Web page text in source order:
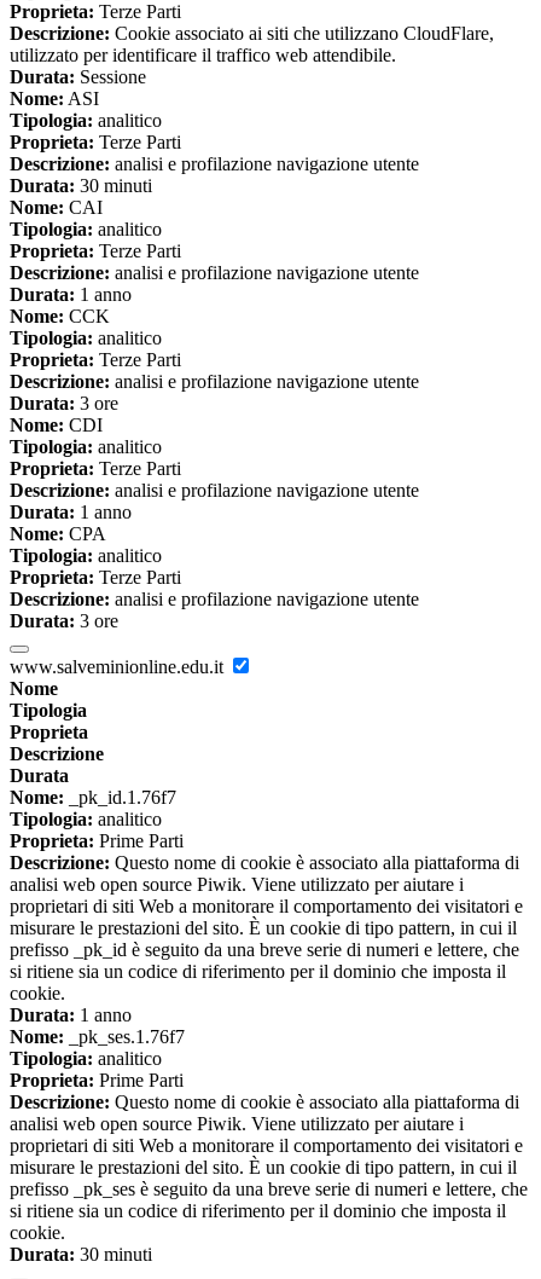
Proprieta: Terze Parti
Descrizione: Cookie associato ai siti che utilizzano CloudFlare,
utilizzato per identificare il traffico web attendibile.
Durata: Sessione
Nome: ASI
Tipologia: analitico
Proprieta: Terze Parti
Descrizione: analisi e profilazione navigazione utente
Durata: 30 minuti
Nome: CAI
Tipologia: analitico
Proprieta: Terze Parti
Descrizione: analisi e profilazione navigazione utente
Durata: 1 anno
Nome: CCK
Tipologia: analitico
Proprieta: Terze Parti
Descrizione: analisi e profilazione navigazione utente
Durata: 3 ore
Nome: CDI
Tipologia: analitico
Proprieta: Terze Parti
Descrizione: analisi e profilazione navigazione utente
Durata: 1 anno
Nome: CPA
Tipologia: analitico
Proprieta: Terze Parti
Descrizione: analisi e profilazione navigazione utente
Durata: 3 ore
www.salveminionline.edu.it
Nome
Tipologia
Proprieta
Descrizione
Durata
Nome: _pk_id.1.76f7
Tipologia: analitico
Proprieta: Prime Parti
Descrizione: Questo nome di cookie è associato alla piattaforma di
analisi web open source Piwik. Viene utilizzato per aiutare i
proprietari di siti Web a monitorare il comportamento dei visitatori e
misurare le prestazioni del sito. È un cookie di tipo pattern, in cui il
prefisso _pk_id è seguito da una breve serie di numeri e lettere, che
si ritiene sia un codice di riferimento per il dominio che imposta il
cookie.
Durata: 1 anno
Nome: _pk_ses.1.76f7
Tipologia: analitico
Proprieta: Prime Parti
Descrizione: Questo nome di cookie è associato alla piattaforma di
analisi web open source Piwik. Viene utilizzato per aiutare i
proprietari di siti Web a monitorare il comportamento dei visitatori e
misurare le prestazioni del sito. È un cookie di tipo pattern, in cui il
prefisso _pk_ses è seguito da una breve serie di numeri e lettere, che
si ritiene sia un codice di riferimento per il dominio che imposta il
cookie.
Durata: 30 minuti